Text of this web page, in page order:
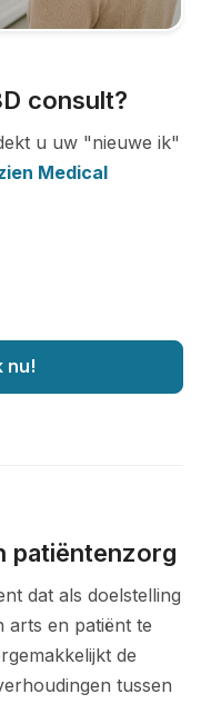
consult?
u uw "nieuwe ik"
Medical
nu!
patiëntenzorg
dat als doelstelling
arts en patiënt te
de
tussen